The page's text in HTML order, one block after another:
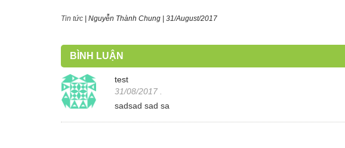
Tin tức Nguyễn Thành Chung 31/August/2017
BÌNH LUẬN
test
31/08/2017
sadsad sad sa